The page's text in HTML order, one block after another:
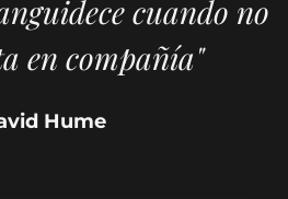
cuando no
en compañía"
Hume